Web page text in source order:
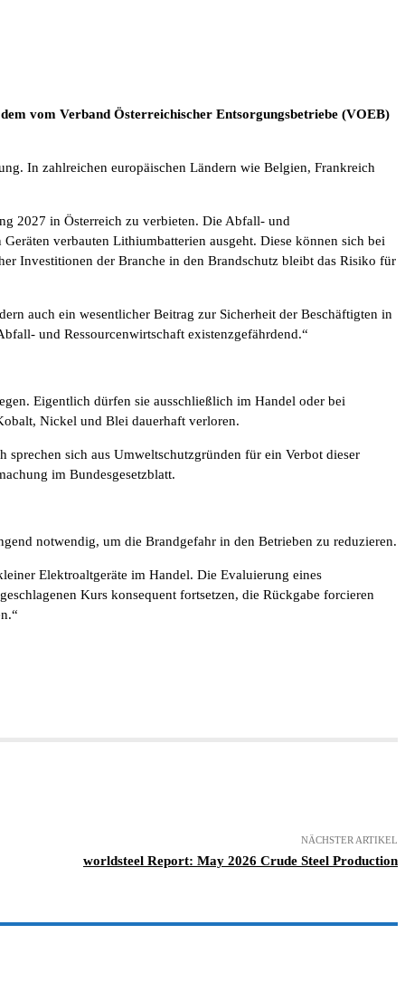
vom Verband Österreichischer Entsorgungsbetriebe (VOEB)
In zahlreichen europäischen Ländern wie Belgien, Frankreich
2027 in Österreich zu verbieten. Die Abfall- und
verbauten Lithiumbatterien ausgeht. Diese können sich bei
Investitionen der Branche in den Brandschutz bleibt das Risiko für
auch ein wesentlicher Beitrag zur Sicherheit der Beschäftigten in
und Ressourcenwirtschaft existenzgefährdend.“
Eigentlich dürfen sie ausschließlich im Handel oder bei
Nickel und Blei dauerhaft verloren.
sich aus Umweltschutzgründen für ein Verbot dieser
im Bundesgesetzblatt.
notwendig, um die Brandgefahr in den Betrieben zu reduzieren.
Elektroaltgeräte im Handel. Die Evaluierung eines
Kurs konsequent fortsetzen, die Rückgabe forcieren
NÄCHSTER ARTIKEL
worldsteel Report: May 2026 Crude Steel Production